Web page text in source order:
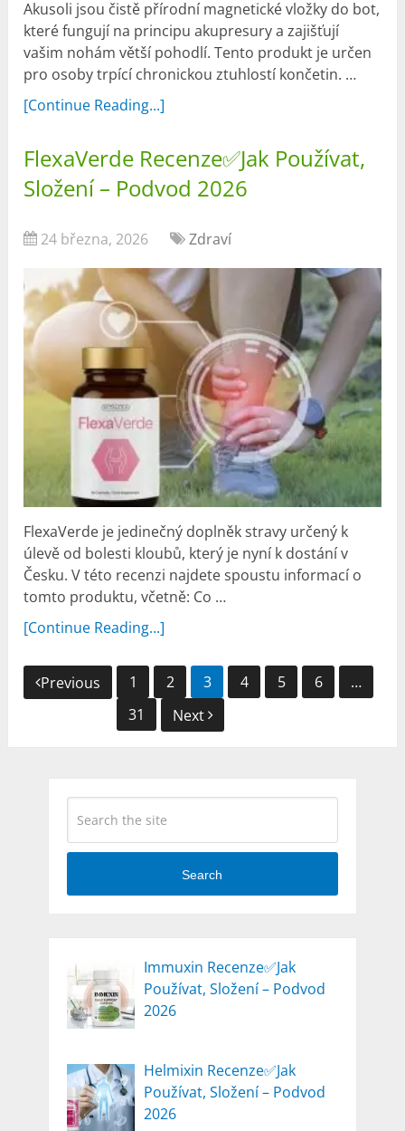
Akusoli jsou čistě přírodní magnetické vložky do bot,
které fungují na principu akupresury a zajišťují
vašim nohám větší pohodlí. Tento produkt je určen
pro osoby trpící chronickou ztuhlostí končetin. …
[Continue Reading...]
FlexaVerde Recenze✅Jak Používat,
Složení – Podvod 2026
24 března, 2026 Zdraví
FlexaVerde je jedinečný doplněk stravy určený k
úlevě od bolesti kloubů, který je nyní k dostání v
Česku. V této recenzi najdete spoustu informací o
tomto produktu, včetně: Co …
[Continue Reading...]
Navigace
příspěvky
Previous 1 2 3 4 5 6
…
31
Next
Search
Immuxin Recenze✅Jak
Používat, Složení – Podvod
2026
Helmixin Recenze✅Jak
Používat, Složení – Podvod
2026